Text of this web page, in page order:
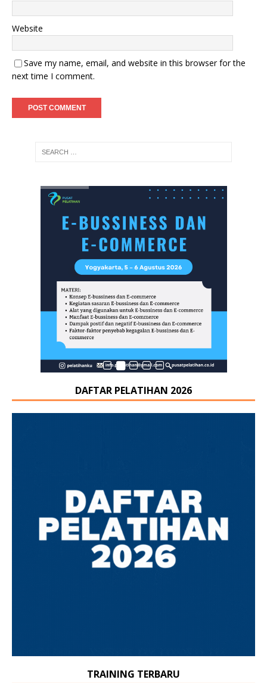
Website
Save my name, email, and website in this browser for the
next time I comment.
DAFTAR PELATIHAN 2026
TRAINING TERBARU